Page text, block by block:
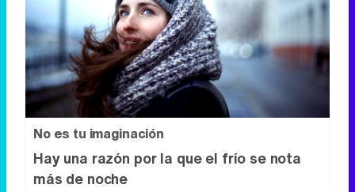
No es tu imaginación
Hay una razón por la que el frío se nota
más de noche